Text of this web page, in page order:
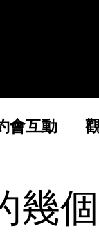
會互動
幾